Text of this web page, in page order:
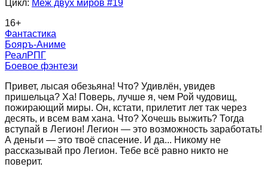
Цикл: Меж двух миров #19
16+
Фантастика
Бояръ-Аниме
РеалРПГ
Боевое фэнтези
Привет, лысая обезьяна! Что? Удивлён, увидев
пришельца? Ха! Поверь, лучше я, чем Рой чудовищ,
пожирающий миры. Он, кстати, прилетит лет так через
десять, и всем вам хана. Что? Хочешь выжить? Тогда
вступай в Легион! Легион — это возможность заработать!
А деньги — это твоё спасение. И да... Никому не
рассказывай про Легион. Тебе всё равно никто не
поверит.